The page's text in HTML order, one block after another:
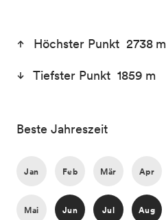
Höchster Punkt 2738 m
Tiefster Punkt 1859 m
Beste Jahreszeit
Jan Feb Mär Apr
Mai Jun Jul Aug